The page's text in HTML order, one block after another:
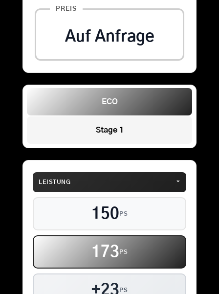
PREIS
Auf Anfrage
ECO
Stage 1
LEISTUNG ⌄
150 PS
173 PS
+23 PS